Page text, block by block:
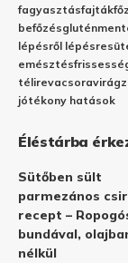
fagyasztásfajták
befőzés
lépésről lépésre
emésztés
télirevacsora
jótékony hatások
Éléstárba
Sütőben sült
parmezános
recept –
bundával,
nélkül